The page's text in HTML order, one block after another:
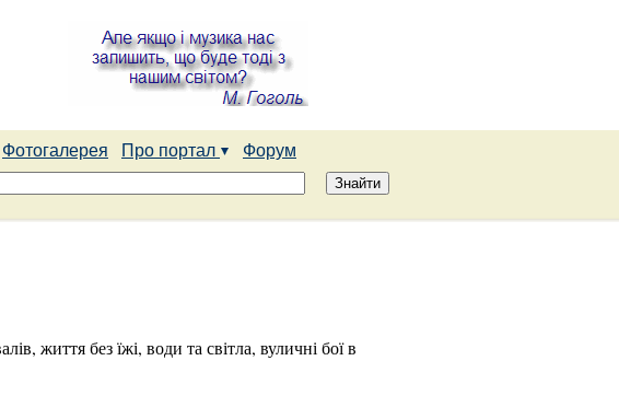
Фотогалерея Про портал
Форум
життя без їжі, води та світла, вуличні бої в